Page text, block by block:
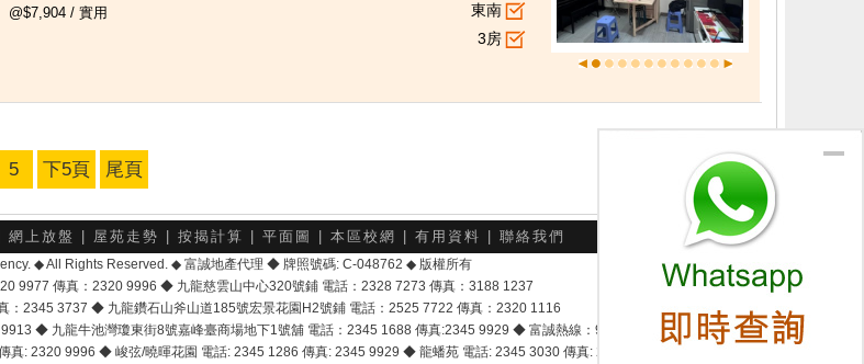
@$7,904 / 實用
東南
3房
5 下5頁 尾頁
網上放盤 屋苑走勢 按揭計算 平面圖 本區校網 有用資料 聯絡我們
◆ All Rights Reserved. ◆ 富誠地產代理 ◆ 牌照號碼: C-048762 ◆ 版權所有
9977 傳真：2320 9996 ◆ 九龍慈雲山中心320號鋪 電話：2328 7273 傳真：3188 1237
：2345 3737 ◆ 九龍鑽石山斧山道185號宏景花園H2號鋪 電話：2525 7722 傳真：2320 1116
◆ 九龍牛池灣瓊東街8號嘉峰臺商場地下1號舖 電話：2345 1688 傳真:2345 9929 ◆ 富誠熱線：9337 9028
: 2320 9996 ◆ 峻弦/曉暉花園 電話: 2345 1286 傳真: 2345 9929 ◆ 龍蟠苑 電話: 2345 3030 傳真: 2345 3737